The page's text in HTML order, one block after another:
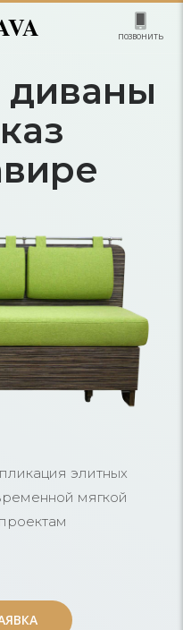
позвонить
диваны
элитных
мягкой